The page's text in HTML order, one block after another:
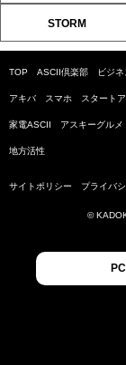
STORM
TOP ASCII倶楽部 ビジネ
アキバ スマホ スタート
家電ASCII アスキーグルメ
地方活性
サイトポリシー プライバ
©
PC